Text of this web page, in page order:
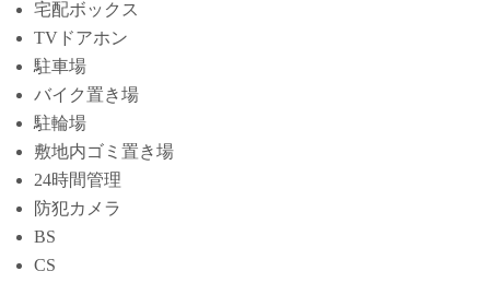
宅配ボックス
TVドアホン
駐車場
バイク置き場
駐輪場
敷地内ゴミ置き場
24時間管理
防犯カメラ
BS
CS